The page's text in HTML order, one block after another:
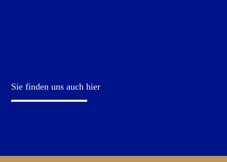
Sie finden uns auch hier